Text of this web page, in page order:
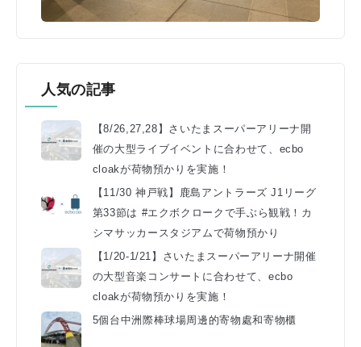
人気の記事
【8/26,27,28】さいたまスーパーアリーナ開
催の大型ライブイベントに合わせて、ecbo
cloakが荷物預かりを実施！
【11/30 神戸戦】鹿島アントラーズ J1リーグ
第33節は #エクボクロークで手ぶら観戦！カ
シマサッカースタジアムで荷物預かり
【1/20-1/21】さいたまスーパーアリーナ開催
の大型音楽コンサートに合わせて、ecbo
cloakが荷物預かりを実施！
5個台中洲際棒球場周邊的寄物處和寄物櫃